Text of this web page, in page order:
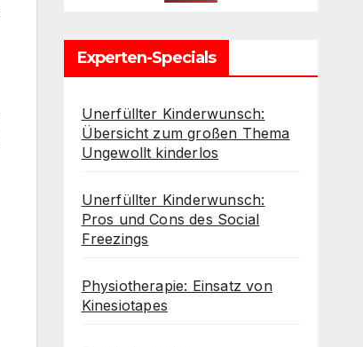
Experten-Specials
Unerfüllter Kinderwunsch:
Übersicht zum großen Thema
Ungewollt kinderlos
Unerfüllter Kinderwunsch:
Pros und Cons des Social
Freezings
Physiotherapie: Einsatz von
Kinesiotapes